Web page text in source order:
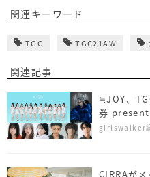
関連キーワード
TGC TGC21AW
関連記事
≒JOY、
券
girlswalker
CIRRAが